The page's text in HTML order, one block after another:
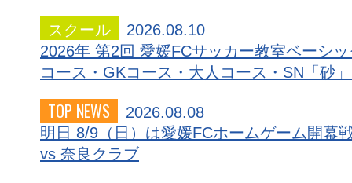
スクール
2026.08.10
2026年 第2回 愛媛FCサッカー教室ベーシッ
コース・GKコース・大人コース・SN「砂
TOP NEWS
2026.08.08
明日 8/9（日）は愛媛FCホームゲーム開幕
vs 奈良クラブ